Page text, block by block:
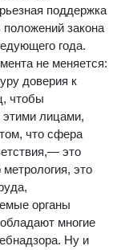
поддержка
закона
года.
не меняется:
доверия к
чтобы
лицами,
что сфера
это
это
органы
многие
Ну и